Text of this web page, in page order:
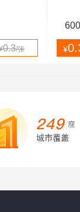
0.3/张 ¥